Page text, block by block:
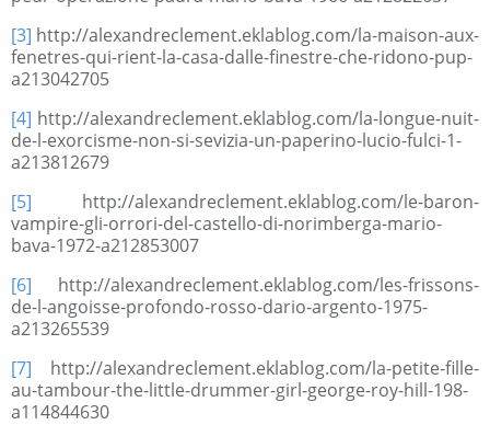
[3] http://alexandreclement.eklablog.com/la-maison-aux-
fenetres-qui-rient-la-casa-dalle-finestre-che-ridono-pup-
a213042705
[4] http://alexandreclement.eklablog.com/la-longue-nuit-
de-l-exorcisme-non-si-sevizia-un-paperino-lucio-fulci-1-
a213812679
[5] http://alexandreclement.eklablog.com/le-baron-
vampire-gli-orrori-del-castello-di-norimberga-mario-
bava-1972-a212853007
[6] http://alexandreclement.eklablog.com/les-frissons-
de-l-angoisse-profondo-rosso-dario-argento-1975-
a213265539
[7] http://alexandreclement.eklablog.com/la-petite-fille-
au-tambour-the-little-drummer-girl-george-roy-hill-198-
a114844630